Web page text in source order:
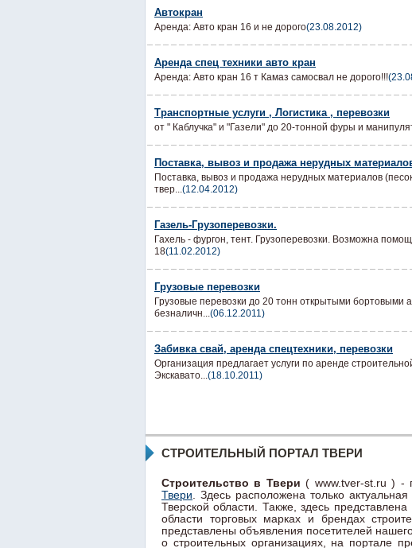
Автокран
Аренда: Авто кран 16 и не дорого(23.08.2012)
Аренда спец техники авто кран
Аренда: Авто кран 16 т Камаз самосвал не дорого!!!
Транспортные услуги , Логистика , перевозки
от " Каблучка" и "Газели" до 20-тонной фуры и
Поставка, вывоз и продажа нерудных
Поставка, вывоз и продажа нерудных материалов
твер...(12.04.2012)
Газель-Грузоперевозки.
Гахель - фургон, тент. Грузоперевозки. Возможна
18(11.02.2012)
Грузовые перевозки
Грузовые перевозки до 20 тонн открытыми бортовыми
безналичн...(06.12.2011)
Забивка свай, аренда спецтехники, перевозки
Организация предлагает услуги по аренде
Экскавато...(18.10.2011)
СТРОИТЕЛЬНЫЙ ПОРТАЛ ТВЕРИ
Строительство в Твери ( www.tver-st.ru ) -
Твери . Здесь расположена только
Тверской области. Также, здесь
области торговых марках и брендах
представлены объявления посетителей
о строительных организациях, на портале